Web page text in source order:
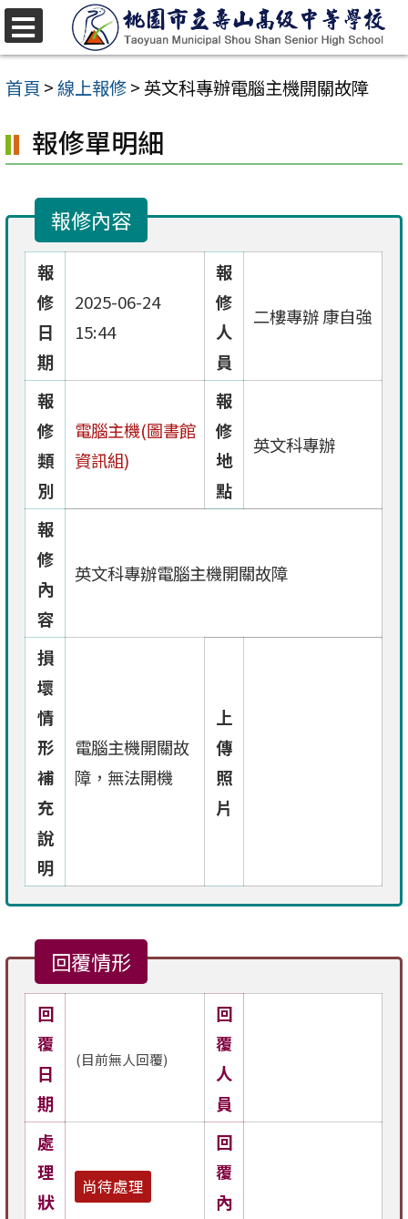
跳
至
主
內
容
首頁 >線上報修>英文科專辦電腦主機開關故障
報修單明細
報修內容
報
修
日
期
2025-06-24
15:44
報
修
人
員
二樓專辦 康自強
報
修
類
別
電腦主機(圖書館
資訊組)
報
修
地
點
英文科專辦
報
修
內
容
英文科專辦電腦主機開關故障
損
壞
情
形
補
充
說
明
電腦主機開關故
障，無法開機
上
傳
照
片
回覆情形
回
覆
日
期
(目前無人回覆)
回
覆
人
員
處
理
狀
尚待處理
回
覆
內
選
單